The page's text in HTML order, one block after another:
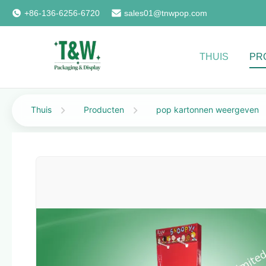
+86-136-6256-6720 sales01@tnwpop.com
THUIS
Thuis Producten pop kartonnen weergeven